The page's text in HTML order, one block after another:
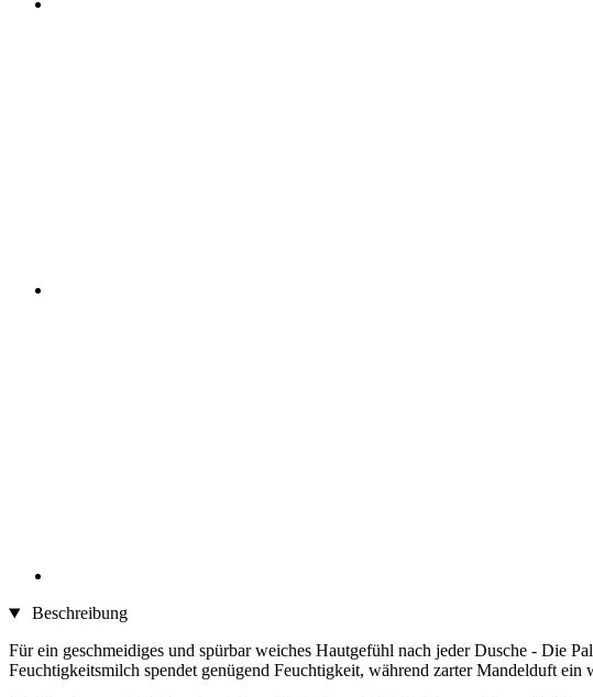
Beschreibung
Für ein geschmeidiges und spürbar weiches Hautgefühl nach jeder Dusche - Die
Feuchtigkeitsmilch spendet genügend Feuchtigkeit, während zarter Mandelduft ein